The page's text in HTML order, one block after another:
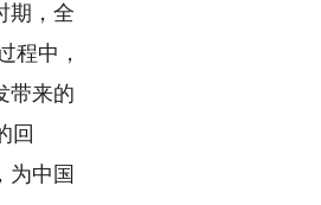
期，全
程中，
带来的
回
为中国